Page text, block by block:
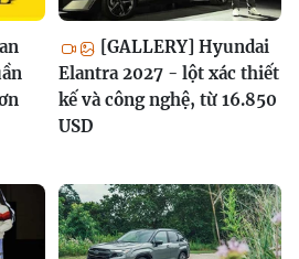
[GALLERY] Hyundai
Elantra 2027 - lột xác thiết
kế và công nghệ, từ 16.850
USD